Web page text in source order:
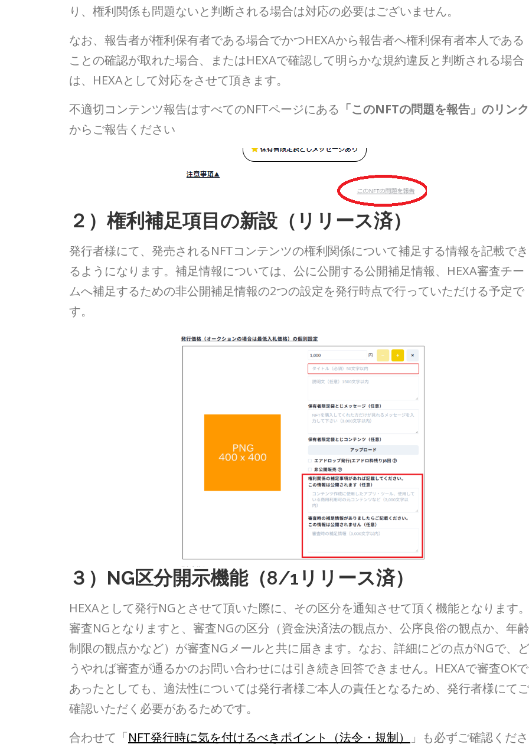
り、権利関係も問題ないと判断される場合は対応の必要はございません。
なお、報告者が権利保有者である場合でかつHEXAから報告者へ権利保有者本人である
ことの確認が取れた場合、またはHEXAで確認して明らかな規約違反と判断される場合
は、HEXAとして対応をさせて頂きます。
不適切コンテンツ報告はすべてのNFTページにある 「このNFTの問題を報告」のリンク
からご報告ください
２）権利補足項目の新設 （リリース済）
発行者様にて、発売されるNFTコンテンツの権利関係について補足する情報を記載でき
るようになります。補足情報については、公に公開する公開補足情報、HEXA審査チー
ムへ補足するための非公開補足情報の2つの設定を発行時点で行っていただける予定で
す。
３）NG区分開示機能（8/1リリース済）
HEXAとして発行NGとさせて頂いた際に、その区分を通知させて頂く機能となります
審査NGとなりますと、審査NGの区分（資金決済法の観点か、公序良俗の観点か、年齢
制限の観点かなど）が審査NGメールと共に届きます。なお、詳細にどの点がNGで、ど
うやれば審査が通るかのお問い合わせには引き続き回答できません。HEXAで審査OKで
あったとしても、適法性については発行者様ご本人の責任となるため、発行者様にてご
確認いただく必要があるためです。
合わせて「NFT発行時に気を付けるべきポイント（法令・規制）
」も必ずご確認くださ